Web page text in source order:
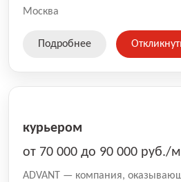
Москва
Подробнее
курьером
от 70 000 до 90 000 руб./
ADVANT — компания,